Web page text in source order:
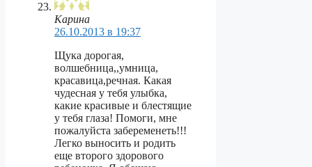
Карина
26.10.2013 в 19:37
Щука дорогая,
волшебница,,умница,
красавица,речная. Какая
чудесная у тебя улыбка,
какие красивые и блестящие
у тебя глаза! Помоги, мне
пожалуйста забеременеть!!!
Легко выносить и родить
еще второго здорового